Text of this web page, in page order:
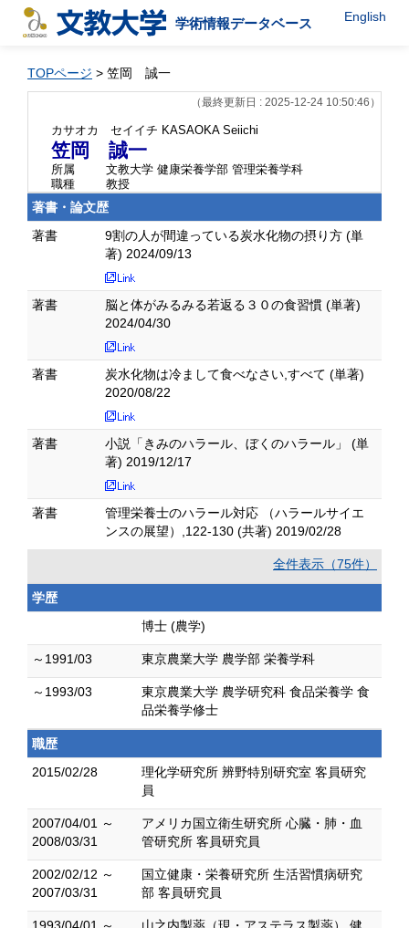
学術情報データベース English
TOPページ > 笠岡 誠一
（最終更新日 : 2025-12-24 10:50:46）
カサオカ セイイチ KASAOKA Seiichi
笠岡 誠一
所属
文教大学 健康栄養学部 管理栄養学科
職種
教授
著書・論文歴
著書
9割の人が間違っている炭水化物の摂り方 (単
著) 2024/09/13
著書
脳と体がみるみる若返る３０の食習慣 (単著)
2024/04/30
著書
炭水化物は冷まして食べなさい,すべて (単著)
2020/08/22
著書
小説「きみのハラール、ぼくのハラール」 (単
著) 2019/12/17
著書
管理栄養士のハラール対応 （ハラールサイエ
ンスの展望）,122-130 (共著) 2019/02/28
全件表示（75件）
学歴
博士 (農学)
～1991/03 東京農業大学 農学部 栄養学科
～1993/03
東京農業大学 農学研究科 食品栄養学 食
品栄養学修士
職歴
2015/02/28
理化学研究所 辨野特別研究室 客員研究
員
2007/04/01 ～
2008/03/31
アメリカ国立衛生研究所 心臓・肺・血
管研究所 客員研究員
2002/02/12 ～
2007/03/31
国立健康・栄養研究所 生活習慣病研究
部 客員研究員